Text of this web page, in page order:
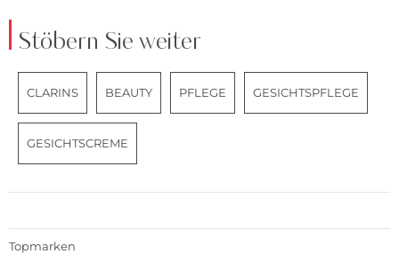
Stöbern Sie weiter
CLARINS BEAUTY PFLEGE GESICHTSPFLEGE
GESICHTSCREME
Topmarken